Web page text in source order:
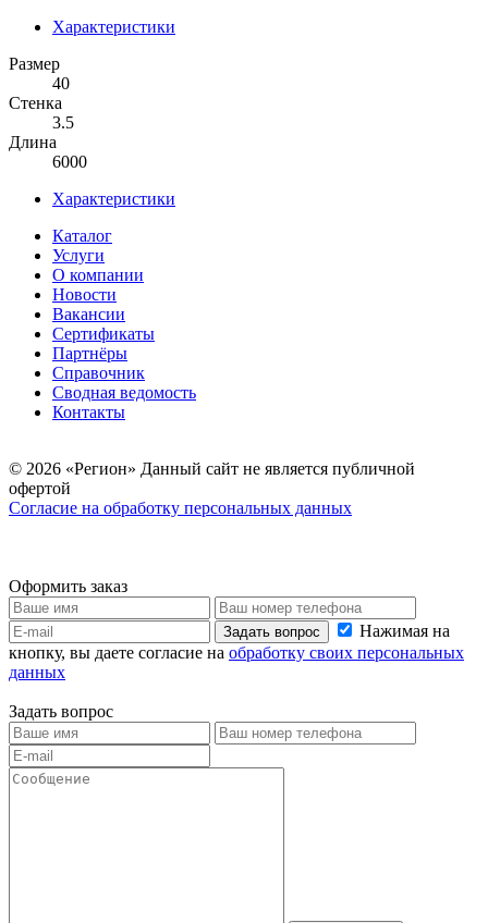
Характеристики
Размер
40
Стенка
3.5
Длина
6000
Характеристики
Каталог
Услуги
О компании
Новости
Вакансии
Сертификаты
Партнёры
Справочник
Сводная ведомость
Контакты
© 2026 «Регион» Данный сайт не является публичной
офертой
Согласие на обработку персональных данных
Оформить заказ
Задать вопрос
Нажимая на
кнопку, вы даете согласие на обработку своих персональных
данных
Задать вопрос